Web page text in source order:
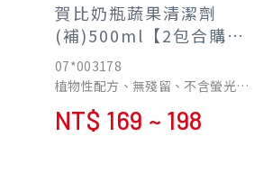
賀比奶瓶蔬果清潔劑
(補)500ml【2包合購特
價198】
07*003178
植物性配方、無殘留、不含螢光劑
草本配方，
好洗不殘留 椰子油及蘆護手配方，
NT$ 169 ~ 198